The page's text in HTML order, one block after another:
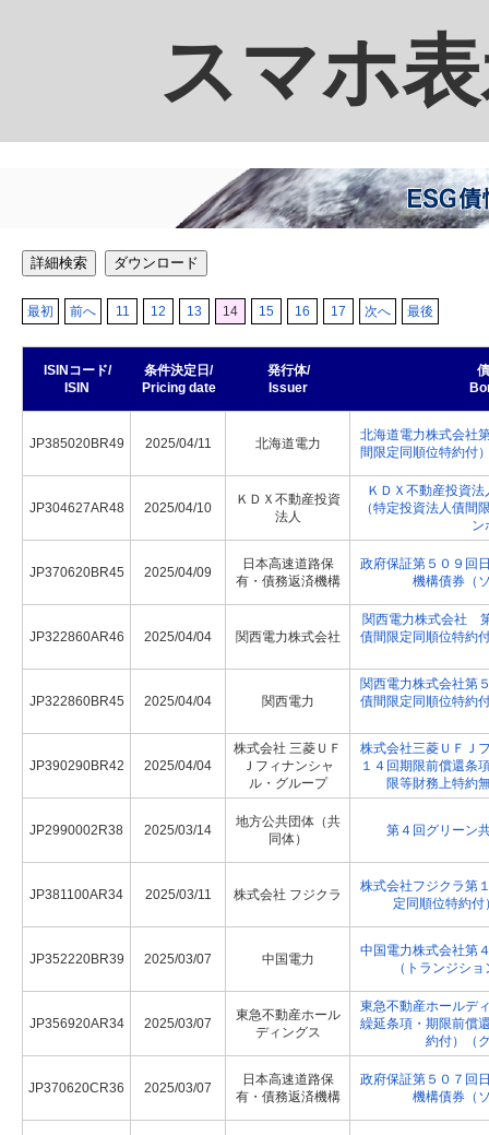
スマホ
詳細検索 ダウンロード
最初 前へ 11 12 13 14 15 16 17 次へ 最後
ISINコード/
ISIN
条件決定日/
Pricing date
発行体/
Issuer
JP385020BR49 2025/04/11 北海道電力
北海道電力株式会社
間限定同順位特約付
JP304627AR48 2025/04/10
ＫＤＸ不動産投資
法人
ＫＤＸ不動産投資
（特定投資法人債間
ン
JP370620BR45 2025/04/09
日本高速道路保
有・債務返済機構
政府保証第５０９回
機構債券（
JP322860AR46 2025/04/04 関西電力株式会社
関西電力株式会社
債間限定同順位特約
JP322860BR45 2025/04/04 関西電力
関西電力株式会社第
債間限定同順位特約
JP390290BR42 2025/04/04
株式会社 三菱ＵＦ
Ｊフィナンシャ
ル・グループ
株式会社三菱ＵＦＪ
１４回期限前償還条
限等財務上特約
JP2990002R38 2025/03/14
地方公共団体（共
同体）
第４回グリーン
JP381100AR34 2025/03/11 株式会社 フジクラ
株式会社フジクラ第
定同順位特約
JP352220BR39 2025/03/07 中国電力
中国電力株式会社第
（トランジシ
JP356920AR34 2025/03/07
東急不動産ホール
ディングス
東急不動産ホールデ
繰延条項・期限前償
約付）（
JP370620CR36 2025/03/07
日本高速道路保
有・債務返済機構
政府保証第５０７回
機構債券（